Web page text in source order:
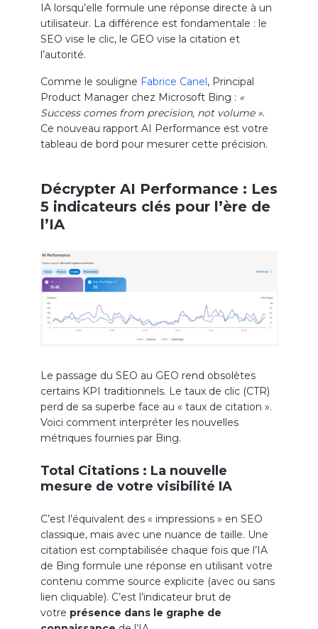
IA lorsqu’elle formule une réponse directe à un
utilisateur. La différence est fondamentale : le
SEO vise le clic, le GEO vise la citation et
l’autorité.
Comme le souligne Fabrice Canel, Principal
Product Manager chez Microsoft Bing : «
Success comes from precision, not volume ».
Ce nouveau rapport AI Performance est votre
tableau de bord pour mesurer cette précision.
Décrypter AI Performance : Les
5 indicateurs clés pour l’ère de
l’IA
Le passage du SEO au GEO rend obsolètes
certains KPI traditionnels. Le taux de clic (CTR)
perd de sa superbe face au « taux de citation ».
Voici comment interpréter les nouvelles
métriques fournies par Bing.
Total Citations : La nouvelle
mesure de votre visibilité IA
C’est l’équivalent des « impressions » en SEO
classique, mais avec une nuance de taille. Une
citation est comptabilisée chaque fois que l’IA
de Bing formule une réponse en utilisant votre
contenu comme source explicite (avec ou sans
lien cliquable). C’est l’indicateur brut de
votre présence dans le graphe de